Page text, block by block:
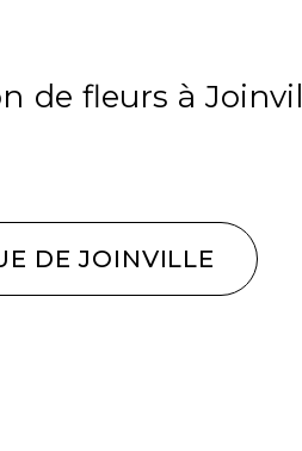
de fleurs à
DE JOINVILLE